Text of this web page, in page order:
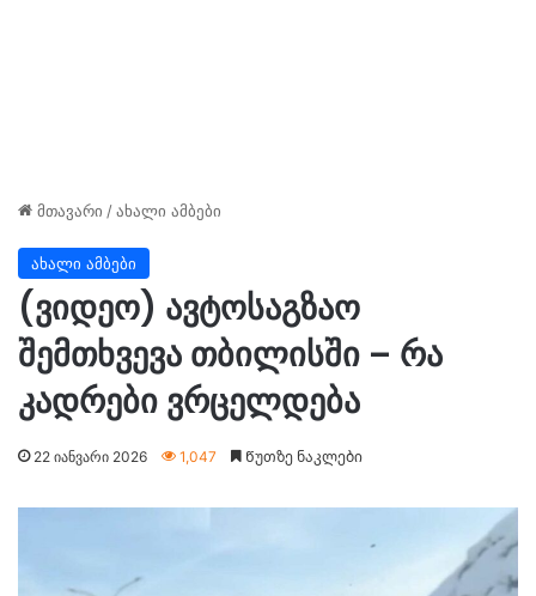
მთავარი /ახალი ამბები
ახალი ამბები
(ვიდეო) ავტოსაგზაო
შემთხვევა თბილისში – რა
კადრები ვრცელდება
22 იანვარი 2026 1,047 Წუთზე ნაკლები